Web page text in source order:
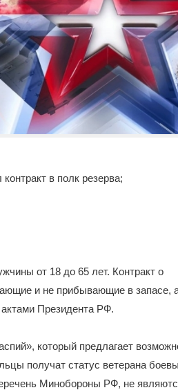
в полк резерва;
от 18 до 65 лет. Контракт о
и не прибывающие в запасе,
Президента РФ.
который предлагает
получат статус ветерана
Минобороны РФ, не